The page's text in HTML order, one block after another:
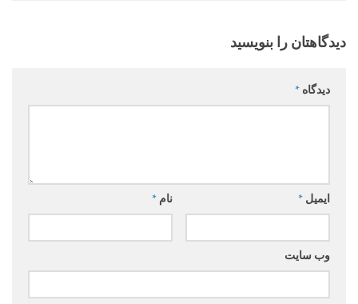
دیدگاهتان را بنویسید
دیدگاه *
نام * ایمیل *
وب‌ سایت